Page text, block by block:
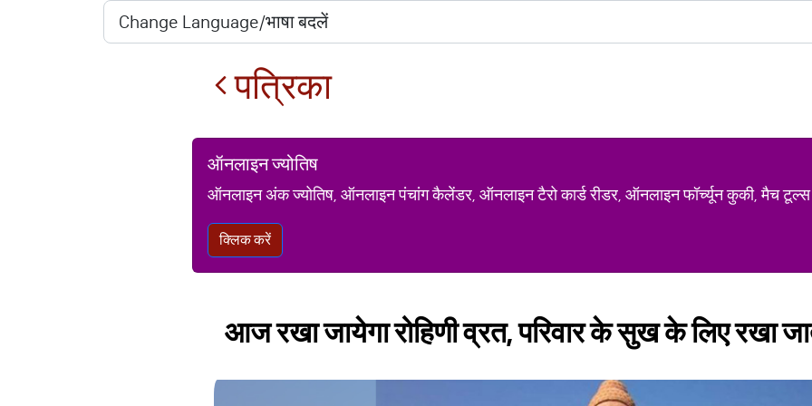
पत्रिका
ऑनलाइन ज्योतिष
ऑनलाइन अंक ज्योतिष, ऑनलाइन पंचांग कैलेंडर, ऑनलाइन टैरो कार्ड रीडर, ऑनलाइन फॉर्च्यून कुकी, मैच टूल्स
क्लिक करें
आज रखा जायेगा रोहिणी व्रत, परिवार के सुख के लिए रखा